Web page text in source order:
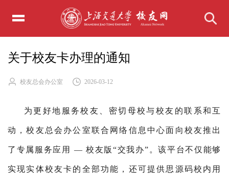
关于校友卡办理的通知
校友总会办公室 2026-03-12
为更好地服务校友、密切母校与校友的联系和互
动，校友总会办公室联合网络信息中心面向校友推出
了专属服务应用 — 校友版“交我办”。该平台不仅能够
实现实体校友卡的全部功能，还可提供思源码校内用